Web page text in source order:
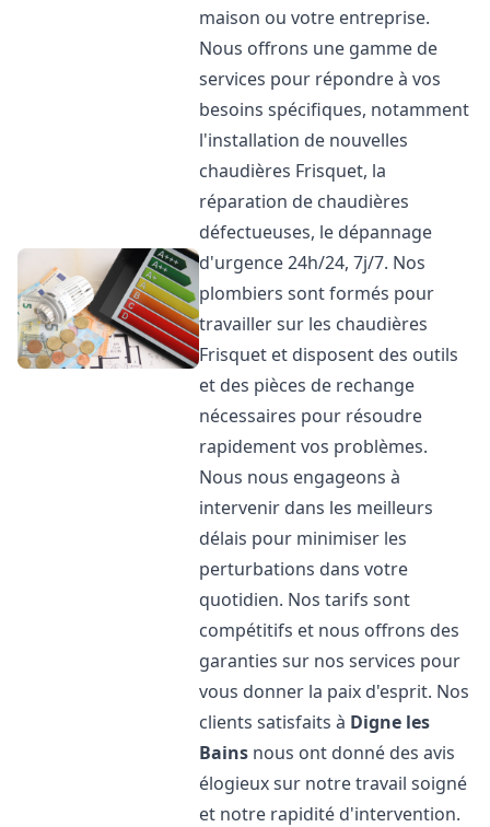
maison ou votre entreprise.
Nous offrons une gamme de
services pour répondre à vos
besoins spécifiques, notamment
l'installation de nouvelles
chaudières Frisquet, la
réparation de chaudières
défectueuses, le dépannage
d'urgence 24h/24, 7j/7. Nos
plombiers sont formés pour
travailler sur les chaudières
Frisquet et disposent des outils
et des pièces de rechange
nécessaires pour résoudre
rapidement vos problèmes.
Nous nous engageons à
intervenir dans les meilleurs
délais pour minimiser les
perturbations dans votre
quotidien. Nos tarifs sont
compétitifs et nous offrons des
garanties sur nos services pour
vous donner la paix d'esprit. Nos
clients satisfaits à Digne les
Bains nous ont donné des avis
élogieux sur notre travail soigné
et notre rapidité d'intervention.